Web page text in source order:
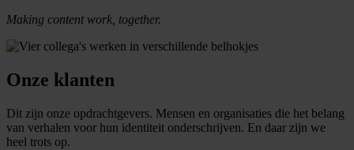
Making content work, together.
Onze klanten
Dit zijn onze opdrachtgevers. Mensen en organisaties die het belang
van verhalen voor hun identiteit onderschrijven. En daar zijn we
heel trots op.